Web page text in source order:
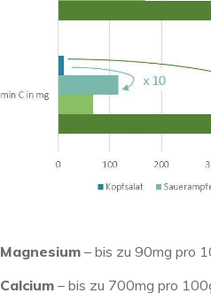
Magnesium – bis zu 90mg pro
Calcium – bis zu 700mg pro